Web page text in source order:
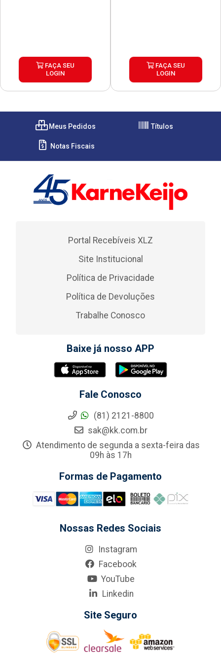
FAÇA SEU
LOGIN
FAÇA SEU
LOGIN
Meus Pedidos Títulos
Notas Fiscais
Portal Recebíveis XLZ
Site Institucional
Política de Privacidade
Política de Devoluções
Trabalhe Conosco
Baixe já nosso APP
Fale Conosco
(81) 2121-8800
sak@kk.com.br
Atendimento de segunda a sexta-feira das
09h às 17h
Formas de Pagamento
Nossas Redes Sociais
Instagram
Facebook
YouTube
Linkedin
Site Seguro